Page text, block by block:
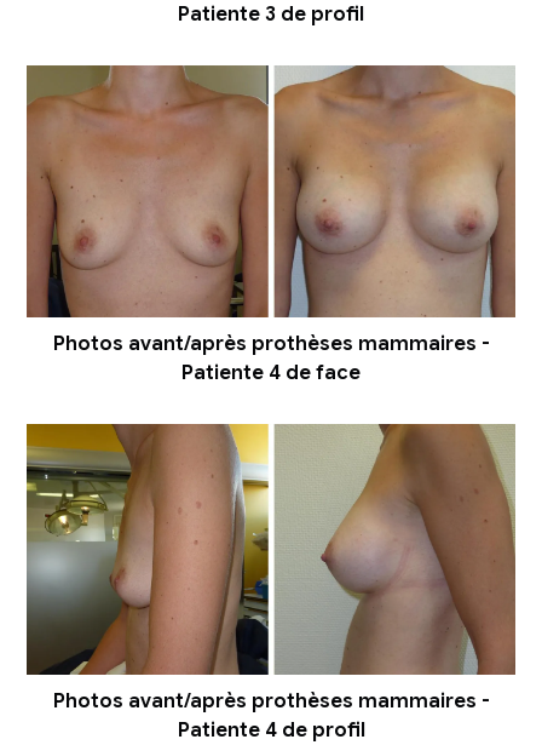
Patiente 3 de profil
Photos avant/après prothèses mammaires -
Patiente 4 de face
Photos avant/après prothèses mammaires -
Patiente 4 de profil